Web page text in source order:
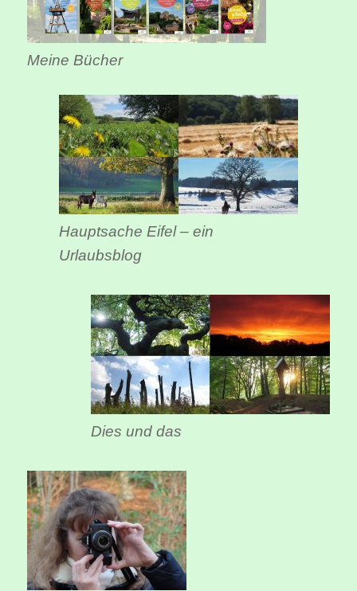
Meine Bücher
Hauptsache Eifel – ein
Urlaubsblog
Dies und das